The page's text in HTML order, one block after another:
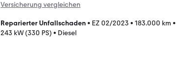
Versicherung vergleichen
Reparierter Unfallschaden• EZ 02/2023 • 183.000 km •
243 kW (330 PS) • Diesel